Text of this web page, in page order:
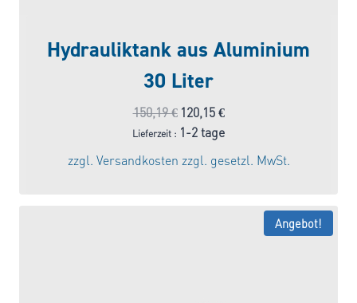
Hydrauliktank aus Aluminium
30 Liter
150,19€ Ursprünglicher
Preis
war:
150,19 €
120,15 €Aktueller
Preis
Lieferzeit : 1-2 tage
zzgl. Versandkosten zzgl. gesetzl. MwSt.
Angebot!